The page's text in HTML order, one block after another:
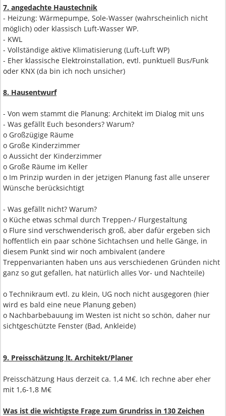
7. angedachte Haustechnik
- Heizung: Wärmepumpe, Sole-Wasser (wahrscheinlich nicht
möglich) oder klassisch Luft-Wasser WP.
- KWL
- Vollständige aktive Klimatisierung (Luft-Luft WP)
- Eher klassische Elektroinstallation, evtl. punktuell Bus/Funk
oder KNX (da bin ich noch unsicher)
8. Hausentwurf
- Von wem stammt die Planung: Architekt im Dialog mit uns
- Was gefällt Euch besonders? Warum?
o Großzügige Räume
o Große Kinderzimmer
o Aussicht der Kinderzimmer
o Große Räume im Keller
o Im Prinzip wurden in der jetzigen Planung fast alle unserer
Wünsche berücksichtigt
- Was gefällt nicht? Warum?
o Küche etwas schmal durch Treppen-/ Flurgestaltung
o Flure sind verschwenderisch groß, aber dafür ergeben sich
hoffentlich ein paar schöne Sichtachsen und helle Gänge, in
diesem Punkt sind wir noch ambivalent (andere
Treppenvarianten haben uns aus verschiedenen Gründen nicht
ganz so gut gefallen, hat natürlich alles Vor- und Nachteile)
o Technikraum evtl. zu klein, UG noch nicht ausgegoren (hier
wird es bald eine neue Planung geben)
o Nachbarbebauung im Westen ist nicht so schön, daher nur
sichtgeschützte Fenster (Bad, Ankleide)
9. Preisschätzung lt. Architekt/Planer
Preisschätzung Haus derzeit ca. 1,4 M€. Ich rechne aber eher
mit 1,6-1,8 M€
Was ist die wichtigste Frage zum Grundriss in 130 Zeichen